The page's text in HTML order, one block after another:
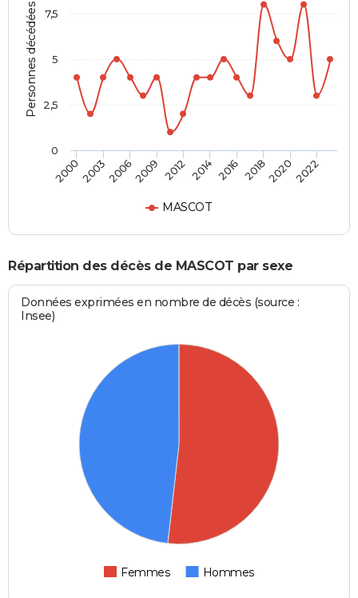
Personnes décédées
MASCOT
2000200320062009 2012 2014 2016 201820202022
0
2,5
5
7,5
Répartition des décès de MASCOT par sexe
Données exprimées en nombre de décès (source :
Insee)
Femmes Hommes